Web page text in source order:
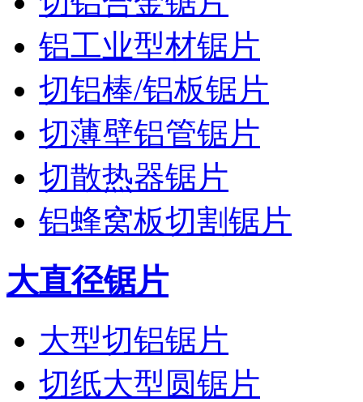
铝工业型材锯片
切铝棒/铝板锯片
切薄壁铝管锯片
切散热器锯片
铝蜂窝板切割锯片
大直径锯片
大型切铝锯片
切纸大型圆锯片